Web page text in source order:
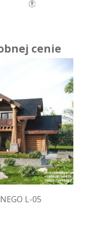
cenie
L-05